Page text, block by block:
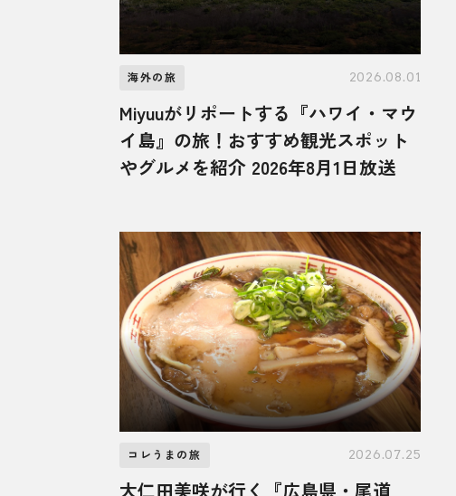
海外の旅 2026.08.01
Miyuuがリポートする『ハワイ・マウ
イ島』の旅！おすすめ観光スポット
やグルメを紹介 2026年8月1日放送
コレうまの旅 2026.07.25
大仁田美咲が行く『広島県・尾道